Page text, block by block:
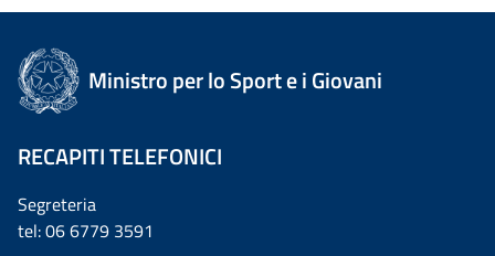
Ministro per lo Sport e i Giovani
RECAPITI TELEFONICI
Segreteria
tel: 06 6779 3591